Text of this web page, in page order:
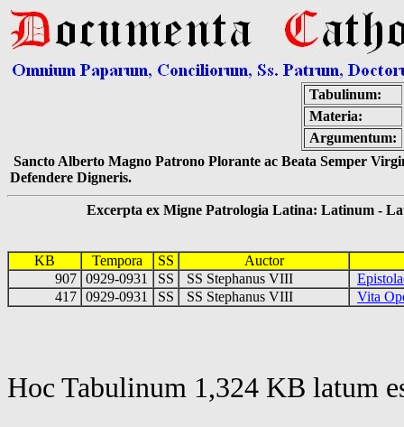
Tabulinum:
Materia:
Argumentum:
Sancto Alberto Magno Patrono Plorante ac Beata Semper
Defendere Digneris.
Excerpta ex Migne Patrologia Latina: Latinum -
KB Tempora SS
Auctor
907 0929-0931 SS SS Stephanus VIII
417 0929-0931 SS SS Stephanus VIII Vita
Hoc Tabulinum 1,324 KB latum